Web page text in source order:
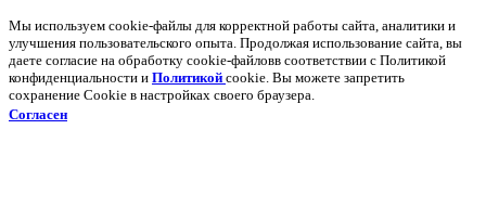
Мы используем cookie-файлы для корректной работы сайта, аналитики и
улучшения пользовательского опыта. Продолжая использование сайта, вы
даете согласие на обработку cookie-файловв соответствии с Политикой
конфиденциальности и Политикой cookie. Вы можете запретить
сохранение Cookie в настройках своего браузера.
Согласен